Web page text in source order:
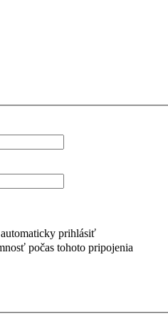
prihlásiť
počas tohoto pripojenia